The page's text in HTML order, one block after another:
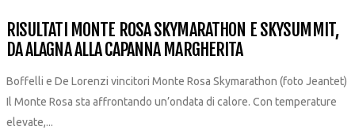
RISULTATI MONTE ROSA SKYMARATHON E SKYSUMMIT,
DA ALAGNA ALLA CAPANNA MARGHERITA
Boffelli e De Lorenzi vincitori Monte Rosa Skymarathon (foto Jeantet)
Il Monte Rosa sta affrontando un’ondata di calore. Con temperature
elevate,...